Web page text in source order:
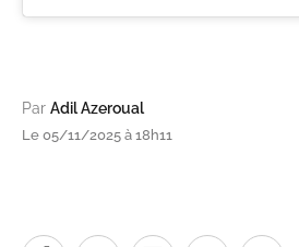
Par Adil Azeroual
Le 05/11/2025 à 18h11